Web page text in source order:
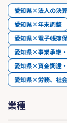
愛知県×法人の決
愛知県×年末調整
愛知県×電子帳簿
愛知県×事業承継
愛知県×資金調達
愛知県×労務、社
業種